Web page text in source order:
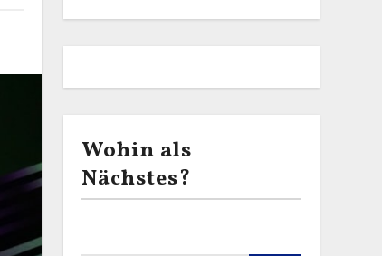
Wohin als
Nächstes?